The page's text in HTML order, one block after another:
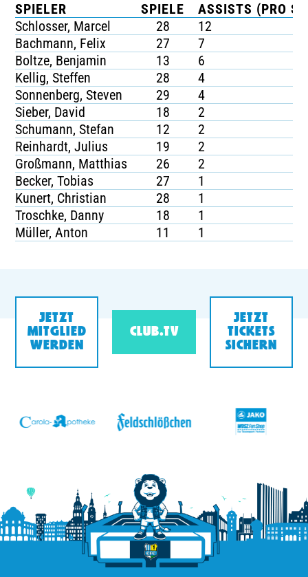
SPIELER SPIELE
ASSISTS (PRO
Schlosser, Marcel
28
12
Bachmann, Felix
27
7
Boltze, Benjamin
13
6
Kellig, Steffen
28
4
Sonnenberg, Steven
29
4
Sieber, David
18
2
Schumann, Stefan
12
2
Reinhardt, Julius
19
2
Großmann, Matthias
26
2
Becker, Tobias
27
1
Kunert, Christian
28
1
Troschke, Danny
18
1
Müller, Anton
11 1
JETZT
MITGLIED
WERDEN
CLUB.TV
JETZT
TICKETS
SICHERN